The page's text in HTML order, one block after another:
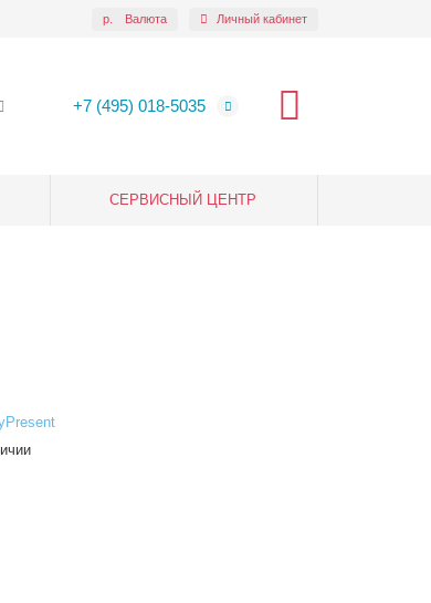
р. Валюта Личный кабинет
+7 (495) 018-5035
СЕРВИСНЫЙ ЦЕНТР